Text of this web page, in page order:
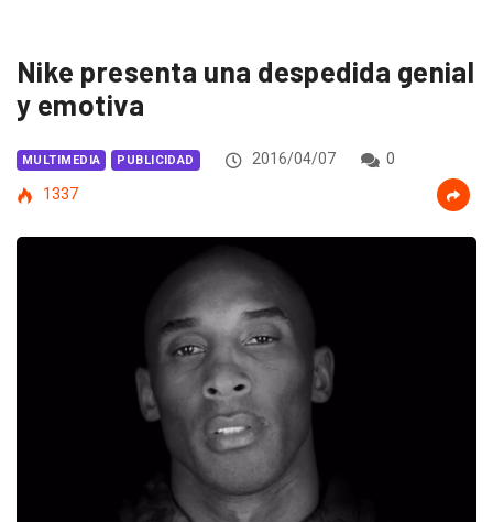
Nike presenta una despedida genial
y emotiva
MULTIMEDIA PUBLICIDAD 2016/04/07
0
1337